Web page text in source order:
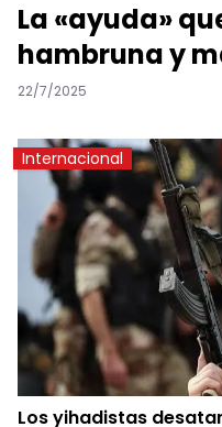
La «ayuda»
hambruna y
22/7/2025
Internacional
Los yihadistas